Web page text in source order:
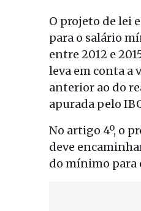
O projeto de lei
para o salário
entre 2012 e
leva em conta a
anterior ao do
apurada pelo
No artigo 4º, o
deve
do mínimo para